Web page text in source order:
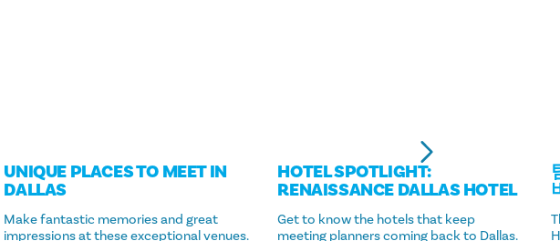
UNIQUE PLACES TO MEET IN
DALLAS
Make fantastic memories and great
impressions at these exceptional venues.
HOTEL SPOTLIGHT:
RENAISSANCE DALLAS HOTEL
Get to know the hotels that keep
meeting planners coming back to Dallas.